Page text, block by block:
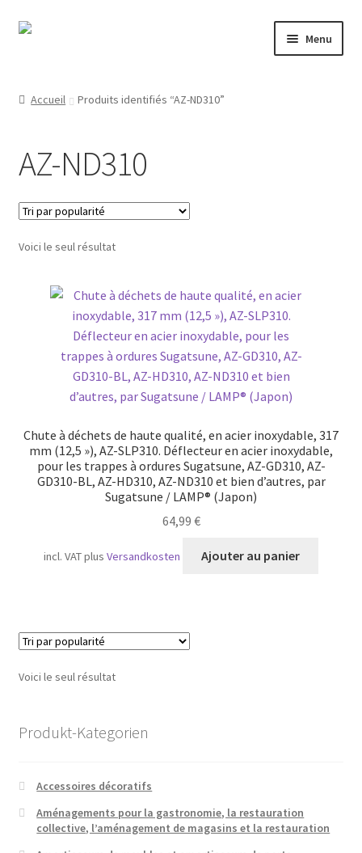
Aller
Aller
Menu
Protection des données
Droit de rétractation
Contact
Mentions légales
CONDITIONS GÉNÉRALES DE VENTE
Transport maritime
Accueil Produits identifiés “AZ-ND310”
AZ-ND310
Voici le seul résultat
Chute à déchets de haute qualité, en acier inoxydable, 317
mm (12,5 »), AZ-SLP310. Déflecteur en acier inoxydable,
pour les trappes à ordures Sugatsune, AZ-GD310, AZ-
GD310-BL, AZ-HD310, AZ-ND310 et bien d’autres, par
Sugatsune / LAMP® (Japon)
64,99 €
incl. VATplusVersandkosten Ajouter au panier
Voici le seul résultat
Produkt-Kategorien
Accessoires décoratifs
Aménagements pour la gastronomie, la restauration
collective, l’aménagement de magasins et la restauration